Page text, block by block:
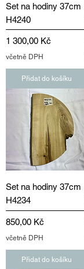
Set na hodiny 37cm
H4240
Cena
1 300,00 Kč
včetně DPH
Přidat do košíku
Set na hodiny 37cm
H4234
Cena
850,00 Kč
včetně DPH
Přidat do košíku